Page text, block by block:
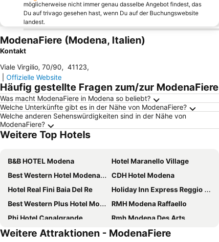
möglicherweise nicht immer genau dasselbe Angebot findest, das
Du auf trivago gesehen hast, wenn Du auf der Buchungswebsite
landest.
ModenaFiere (Modena, Italien)
Kontakt
Viale Virgilio, 70/90, 41123,
Offizielle Website
Häufig gestellte Fragen zum/zur ModenaFiere
Was macht ModenaFiere in Modena so beliebt?
Welche Unterkünfte gibt es in der Nähe von ModenaFiere?
Welche anderen Sehenswürdigkeiten sind in der Nähe von
ModenaFiere?
Weitere Top Hotels
B&B HOTEL Modena
Hotel Maranello Village
Best Western Hotel Modena District
CDH Hotel Modena
Hotel Real Fini Baia Del Re
Holiday Inn Express Reggio Emilia By Ihg
Best Western Plus Hotel Modena Resort
RMH Modena Raffaello
Phi Hotel Canalgrande
Rmh Modena Des Arts
B&B HOTEL Sassuolo
Phi Hotel Dei Medaglioni
Weitere Attraktionen - ModenaFiere